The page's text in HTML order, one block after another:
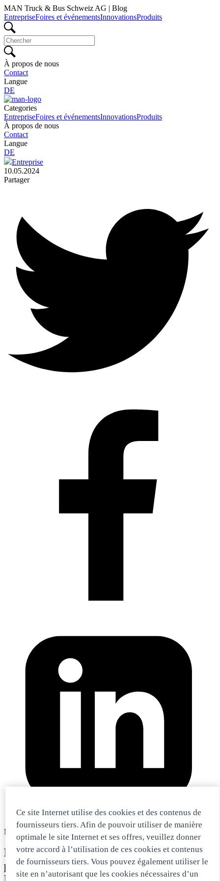
MAN Truck & Bus Schweiz AG | Blog
EntrepriseFoires et événementsInnovationsProduits
À propos de nous
Contact
Langue
DE
Categories
EntrepriseFoires et événementsInnovationsProduits
À propos de nous
Contact
Langue
DE
Entreprise
10.05.2024
Partager
MANJOBS.CH
Nous avons des emplois passionnants à
proposer dans notre réseau suisse MAN !
Ce site Internet utilise des cookies et des contenus de
fournisseurs tiers. Afin de pouvoir utiliser de manière
optimale le site Internet et ses offres, veuillez donner
votre accord à l’utilisation de ces cookies et contenus
de fournisseurs tiers. Vous pouvez également utiliser le
site en n’autorisant que les cookies nécessaires d’un